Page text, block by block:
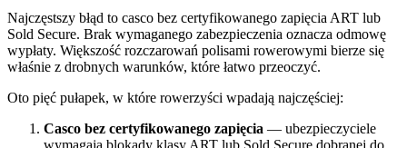
Najczęstszy błąd to casco bez certyfikowanego zapięcia ART lub
Sold Secure. Brak wymaganego zabezpieczenia oznacza odmowę
wypłaty. Większość rozczarowań polisami rowerowymi bierze się
właśnie z drobnych warunków, które łatwo przeoczyć.
Oto pięć pułapek, w które rowerzyści wpadają najczęściej:
Casco bez certyfikowanego zapięcia — ubezpieczyciele